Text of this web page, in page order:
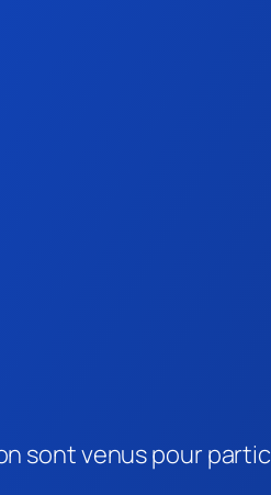
sont venus pour